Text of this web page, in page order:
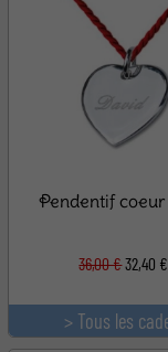
Pendentif
36,00 €32,40 €
> Tous les